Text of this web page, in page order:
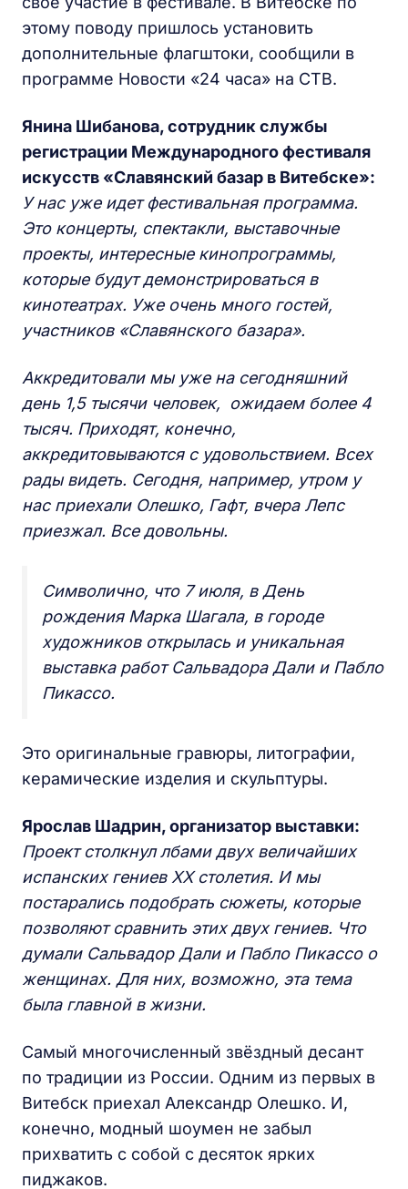
этому поводу пришлось установить
дополнительные флагштоки, сообщили в
программе Новости «24 часа» на СТВ.
Янина Шибанова, сотрудник службы
регистрации Международного фестиваля
искусств «Славянский базар в Витебске»:
У нас уже идет фестивальная программа.
Это концерты, спектакли, выставочные
проекты, интересные кинопрограммы,
которые будут демонстрироваться в
кинотеатрах. Уже очень много гостей,
участников «Славянского базара».
Аккредитовали мы уже на сегодняшний
день 1,5 тысячи человек, ожидаем более 4
тысяч. Приходят, конечно,
аккредитовываются с удовольствием. Всех
рады видеть. Сегодня, например, утром у
нас приехали Олешко, Гафт, вчера Лепс
приезжал. Все довольны.
Символично, что 7 июля, в День
рождения Марка Шагала, в городе
художников открылась и уникальная
выставка работ Сальвадора Дали и Пабло
Пикассо.
Это оригинальные гравюры, литографии,
керамические изделия и скульптуры.
Ярослав Шадрин, организатор выставки:
Проект столкнул лбами двух величайших
испанских гениев XX столетия. И мы
постарались подобрать сюжеты, которые
позволяют сравнить этих двух гениев. Что
думали Сальвадор Дали и Пабло Пикассо о
женщинах. Для них, возможно, эта тема
была главной в жизни.
Самый многочисленный звёздный десант
по традиции из России. Одним из первых в
Витебск приехал Александр Олешко. И,
конечно, модный шоумен не забыл
прихватить с собой с десяток ярких
пиджаков.